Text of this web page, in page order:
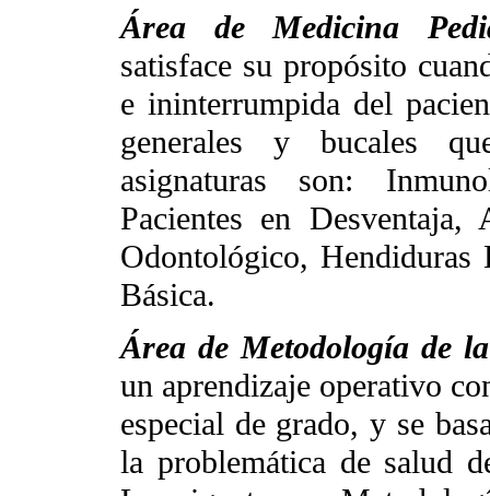
Área de Medicina
satisface su propósito
e ininterrumpida del
generales y bucales
asignaturas son:
Pacientes en Desventaja,
Odontológico, Hendiduras
Básica.
Área de Metodología de
un aprendizaje operativo
especial de grado, y se
la problemática de salud